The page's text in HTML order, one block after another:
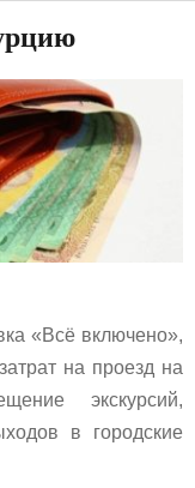
«Всё включено»,
на проезд на
экскурсий,
в городские